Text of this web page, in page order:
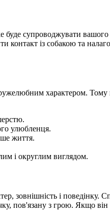
буде супроводжувати
із собакою та
характером. Тому
улюбленця.
життя.
і округлим виглядом.
зовнішність і поведінку.
пов'язану з грою. Якщо він